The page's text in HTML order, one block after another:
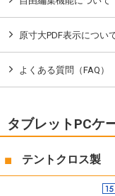
原寸大PDF表示につい
よくある質問（FAQ）
タブレットPCケ
テントクロス製